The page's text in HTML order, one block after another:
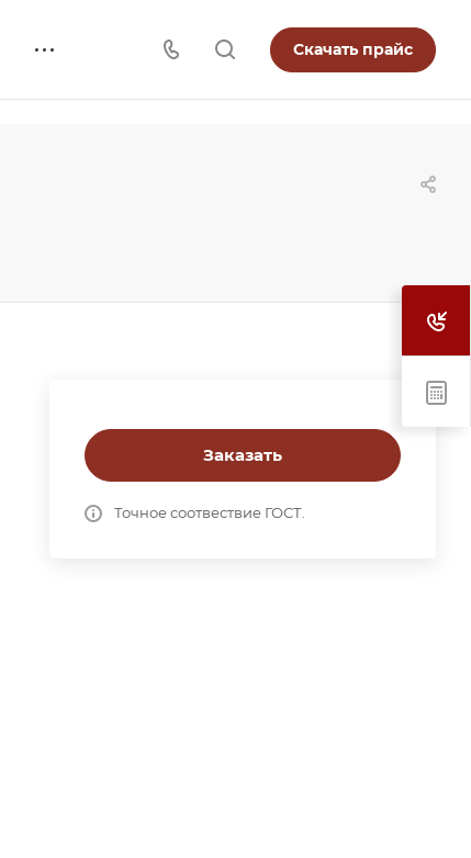
Скачать прайс
Заказать
Точное соотвествие ГОСТ.